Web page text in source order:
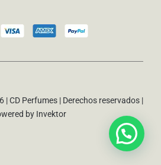
CD Perfumes | Derechos reservados |
by Invektor